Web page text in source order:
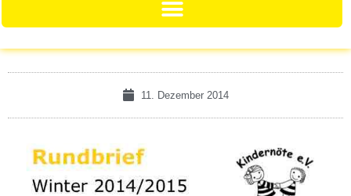
11. Dezember 2014